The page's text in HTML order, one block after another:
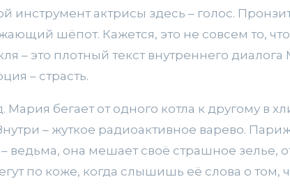
инструмент актрисы здесь – голос.
шёпот. Кажется, это не совсем то,
– это плотный текст внутреннего
– страсть.
бегает от одного котла к другому в
– жуткое радиоактивное варево.
ведьма, она мешает своё страшное зелье,
по коже, когда слышишь её слова о том,